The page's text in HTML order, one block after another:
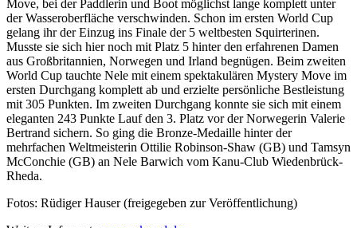
Move, bei der Paddlerin und Boot möglichst lange komplett unter
der Wasseroberfläche verschwinden. Schon im ersten World Cup
gelang ihr der Einzug ins Finale der 5 weltbesten Squirterinen.
Musste sie sich hier noch mit Platz 5 hinter den erfahrenen Damen
aus Großbritannien, Norwegen und Irland begnügen. Beim zweiten
World Cup tauchte Nele mit einem spektakulären Mystery Move im
ersten Durchgang komplett ab und erzielte persönliche Bestleistung
mit 305 Punkten. Im zweiten Durchgang konnte sie sich mit einem
eleganten 243 Punkte Lauf den 3. Platz vor der Norwegerin Valerie
Bertrand sichern. So ging die Bronze-Medaille hinter der
mehrfachen Weltmeisterin Ottilie Robinson-Shaw (GB) und Tamsyn
McConchie (GB) an Nele Barwich vom Kanu-Club Wiedenbrück-
Rheda.
Fotos: Rüdiger Hauser (freigegeben zur Veröffentlichung)